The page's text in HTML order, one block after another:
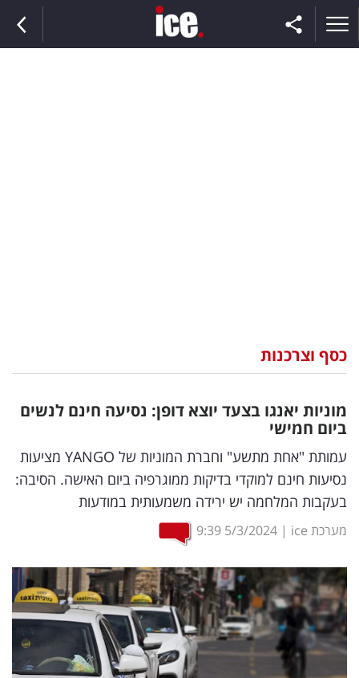
וצרכנות
דיגיטל
וטק
שיווק
ופרסום
מדדים
ומחקרים
דעות
כסף וצרכנות
מוניות יאנגו בצעד יוצא דופן: נסיעה חינם לנשים
ביום חמישי
עמותת "אחת מתשע" וחברת המוניות של YANGO מציעות
נסיעות חינם למוקדי בדיקות ממוגרפיה ביום האישה. הסיבה:
בעקבות המלחמה יש ירידה משמעותית במודעות
מערכת ice |
5/3/2024
9:39